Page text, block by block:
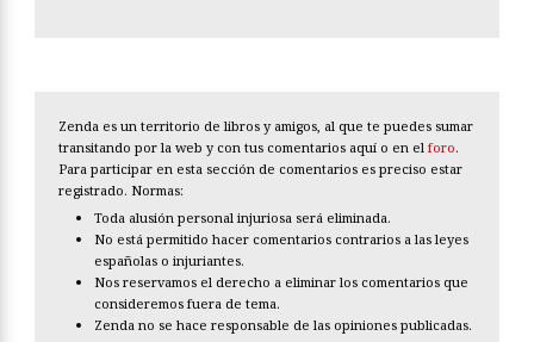
Zenda es un territorio de libros y amigos, al que te puedes sumar
transitando por la web y con tus comentarios aquí o en el foro.
Para participar en esta sección de comentarios es preciso estar
registrado. Normas:
Toda alusión personal injuriosa será eliminada.
No está permitido hacer comentarios contrarios a las leyes
españolas o injuriantes.
Nos reservamos el derecho a eliminar los comentarios que
consideremos fuera de tema.
Zenda no se hace responsable de las opiniones publicadas.